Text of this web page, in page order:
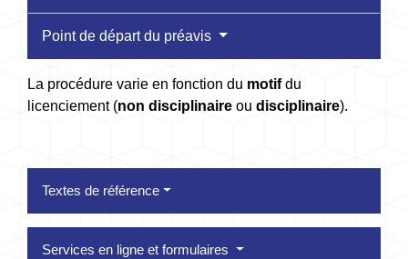
Point de départ du préavis
La procédure varie en fonction du motifdu
licenciement (non disciplinaire ou disciplinaire).
Textes de référence
Services en ligne et formulaires